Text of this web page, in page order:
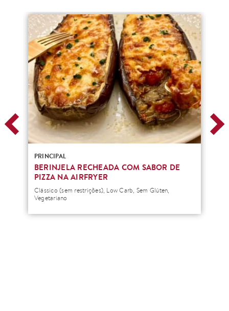
PRINCIPAL
BERINJELA RECHEADA COM SABOR DE
PIZZA NA AIRFRYER
Clássico (sem restrições), Low Carb, Sem Glúten,
Vegetariano